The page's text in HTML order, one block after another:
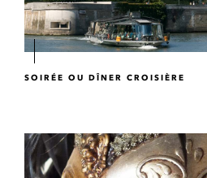
SOIRÉE OU DÎNER CROISIÈRE